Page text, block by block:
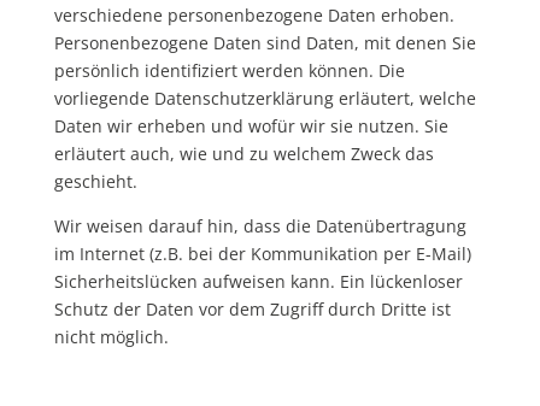
verschiedene personenbezogene Daten erhoben.
Personenbezogene Daten sind Daten, mit denen Sie
persönlich identifiziert werden können. Die
vorliegende Datenschutzerklärung erläutert, welche
Daten wir erheben und wofür wir sie nutzen. Sie
erläutert auch, wie und zu welchem Zweck das
geschieht.
Wir weisen darauf hin, dass die Datenübertragung
im Internet (z.B. bei der Kommunikation per E-Mail)
Sicherheitslücken aufweisen kann. Ein lückenloser
Schutz der Daten vor dem Zugriff durch Dritte ist
nicht möglich.